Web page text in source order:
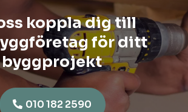
koppla dig till
för ditt
byggprojekt
010 182 2590